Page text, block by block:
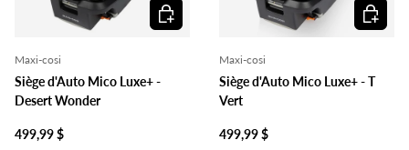
Maxi-cosi
Siège d'Auto Mico Luxe+ -
Desert Wonder
499,99 $
Ajouter au panier
Maxi-cosi
Siège d'Auto Mico Luxe+ - T
Vert
499,99 $
Ajouter